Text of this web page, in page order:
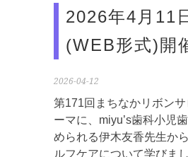
2026年4月11
(WEB形式)開
2026-04-12
第171回まちなかリボン
ーマに、miyu’s歯科小児
められる伊木友香先生か
ルフケアについて学びまし